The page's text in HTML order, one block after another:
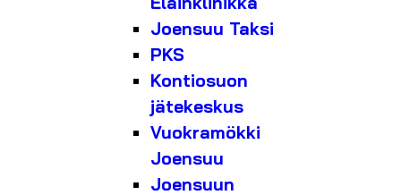
Joensuu Taksi
PKS
Kontiosuon
jätekeskus
Vuokramökki
Joensuu
Joensuun